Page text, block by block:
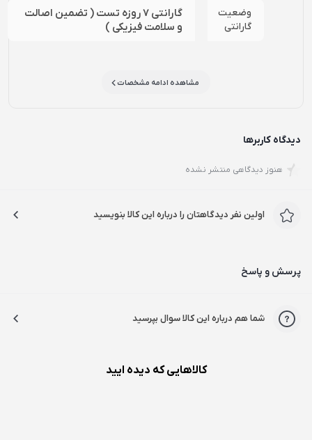
وضعیت
گارانتی
گارانتی 7 روزه تست ( تضمین اصالت
و سلامت فیزیکی )
مشاهده ادامه مشخصات
دیدگاه کاربرها
هنوز دیدگاهی منتشر نشده
اولین نفر دیدگاهتان را درباره این کالا بنویسید
پرسش و پاسخ
شما هم درباره این کالا سوال بپرسید
کالاهایی که دیده ایید